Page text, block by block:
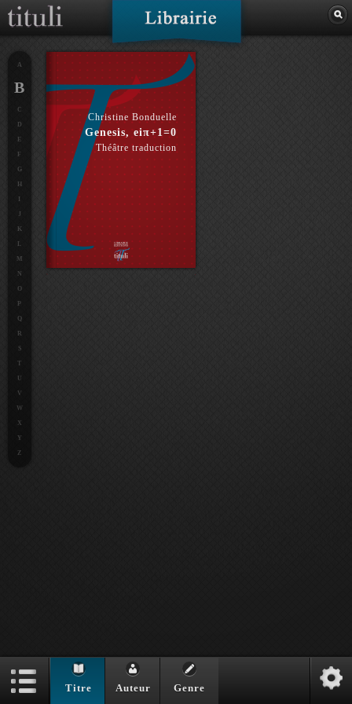
Christine Bonduelle
Genesis, eiπ+1=0
Théâtre traduction
A
B
C
D
E
F
G
H
J
K
L
M
N
O
P
Q
R
S
T
U
V
W
X
Y
Z
Titre Auteur Genre